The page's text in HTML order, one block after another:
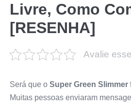
Livre, Como
[RESENHA]
Avalie
Será que o Super Green Slimmer
Muitas pessoas enviaram